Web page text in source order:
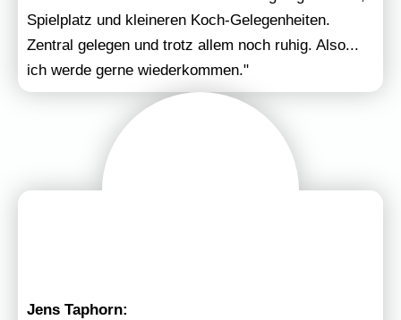
Spielplatz und kleineren Koch-Gelegenheiten.
Zentral gelegen und trotz allem noch ruhig. Also...
ich werde gerne wiederkommen."
Jens Taphorn: